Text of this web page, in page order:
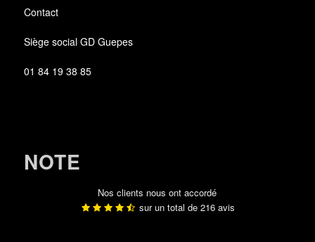
Contact
Siège social GD Guepes
01 84 19 38 85
NOTE
Nos clients nous ont accordé
sur un total de 216avis